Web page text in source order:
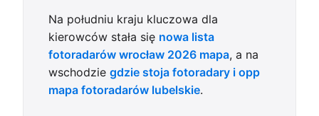
Na południu kraju kluczowa dla
kierowców stała się nowa lista
fotoradarów wrocław 2026 mapa, a na
wschodzie gdzie stoja fotoradary i opp
mapa fotoradarów lubelskie.